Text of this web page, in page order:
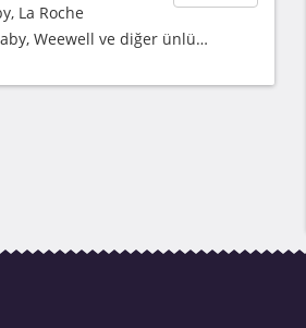
La Roche
Weewell ve diğer ünlü…